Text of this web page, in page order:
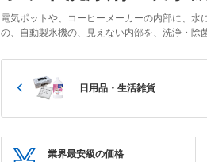
電気ポットや、コーヒーメーカーの内部に、
の、自動製氷機の、見えない内部を、洗浄・除
日用品・生活雑貨
業界最安級の価格